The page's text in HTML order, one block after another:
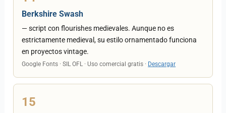
Berkshire Swash
— script con flourishes medievales. Aunque no es
estrictamente medieval, su estilo ornamentado funciona
en proyectos vintage.
Google Fonts · SIL OFL · Uso comercial gratis · Descargar
15